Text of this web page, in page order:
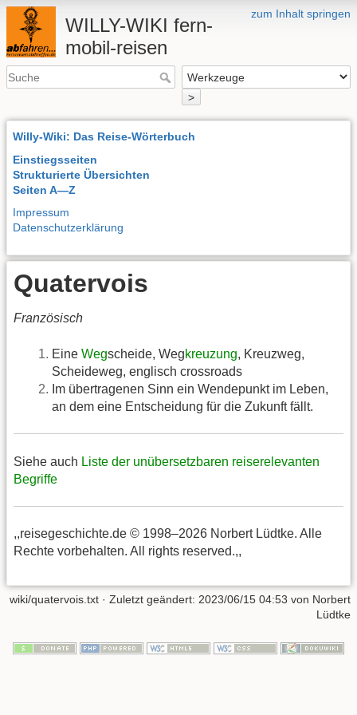
zum Inhalt springen
WILLY-WIKI fern-
mobil-reisen
>
Willy-Wiki: Das Reise-Wörterbuch
Einstiegsseiten
Strukturierte Übersichten
Seiten A—Z
Impressum
Datenschutzerklärung
Quatervois
Französisch
Eine Wegscheide, Wegkreuzung, Kreuzweg,
Scheideweg, englisch crossroads
Im übertragenen Sinn ein Wendepunkt im Leben,
an dem eine Entscheidung für die Zukunft fällt.
Siehe auch Liste der unübersetzbaren reiserelevanten
Begriffe
,,reisegeschichte.de © 1998–2026 Norbert Lüdtke. Alle
Rechte vorbehalten. All rights reserved.,,
wiki/quatervois.txt · Zuletzt geändert: 2023/06/15 04:53 von Norbert
Lüdtke